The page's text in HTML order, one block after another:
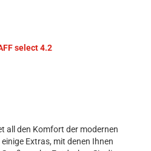
all den Komfort der modernen
Extras, mit denen Ihnen